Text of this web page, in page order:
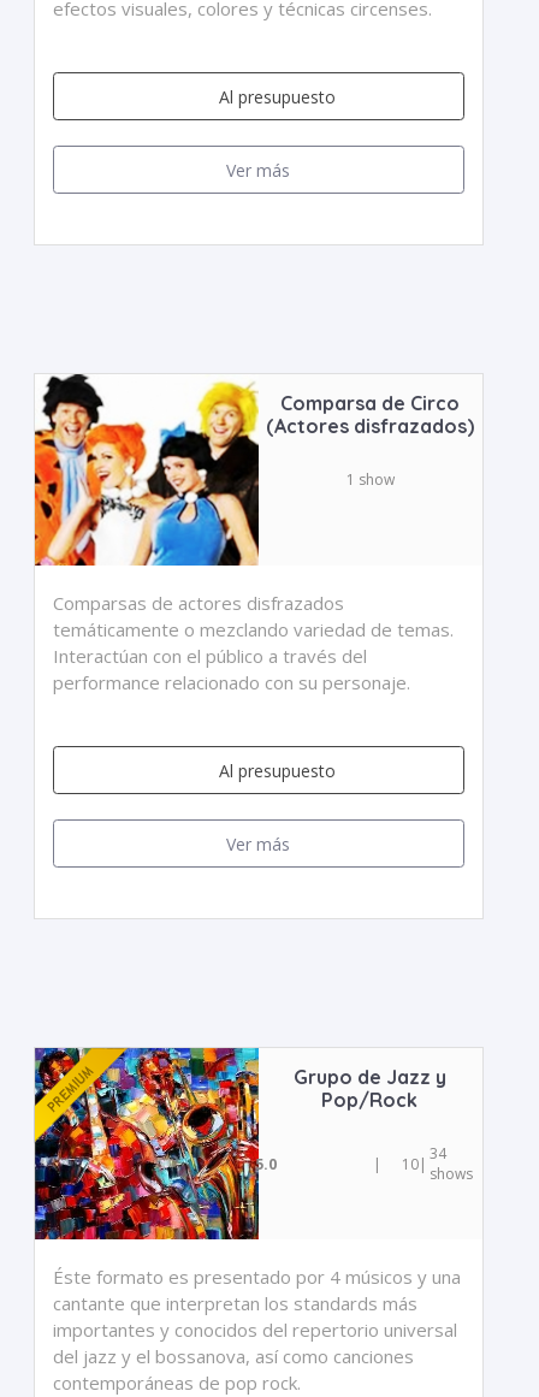
efectos visuales, colores y técnicas circenses.
Al presupuesto
Ver más
Comparsa de Circo
(Actores disfrazados)
1 show
Comparsas de actores disfrazados
temáticamente o mezclando variedad de temas.
Interactúan con el público a través del
performance relacionado con su personaje.
Al presupuesto
Ver más
Grupo de Jazz y
Pop/Rock
5.0 | 10| 34
shows
Éste formato es presentado por 4 músicos y una
cantante que interpretan los standards más
importantes y conocidos del repertorio universal
del jazz y el bossanova, así como canciones
contemporáneas de pop rock.